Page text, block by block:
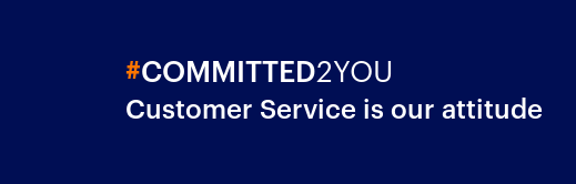
#COMMITTED2YOU
Customer Service is our attitude